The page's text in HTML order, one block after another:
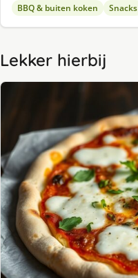
BBQ & buiten koken Snacks
Lekker hierbij